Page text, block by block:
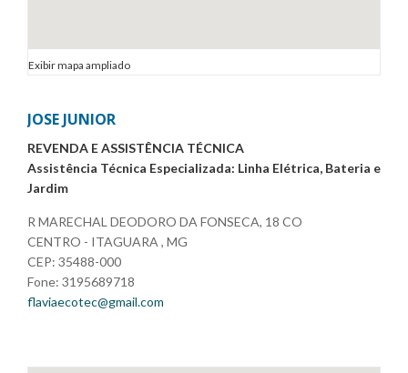
Exibir mapa ampliado
JOSE JUNIOR
REVENDA E ASSISTÊNCIA TÉCNICA
Assistência Técnica Especializada: Linha Elétrica, Bateria e
Jardim
R MARECHAL DEODORO DA FONSECA, 18 CO
CENTRO - ITAGUARA , MG
CEP: 35488-000
Fone: 3195689718
flaviaecotec@gmail.com